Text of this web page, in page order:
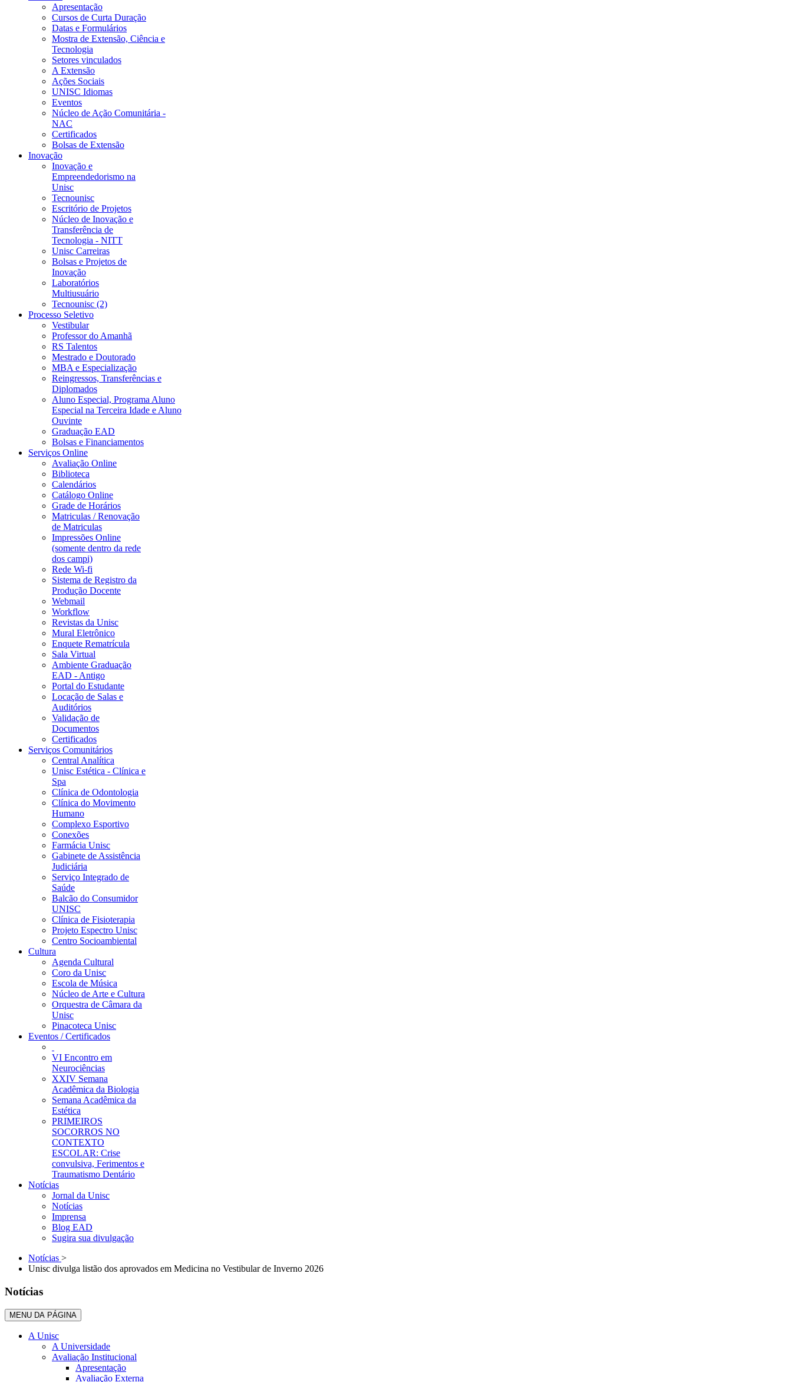
Apresentação
Cursos de Curta Duração
Datas e Formulários
Mostra de Extensão, Ciência e
Tecnologia
Setores vinculados
A Extensão
Ações Sociais
UNISC Idiomas
Eventos
Núcleo de Ação Comunitária -
NAC
Certificados
Bolsas de Extensão
Inovação
Inovação e
Empreendedorismo na
Unisc
Tecnounisc
Escritório de Projetos
Núcleo de Inovação e
Transferência de
Tecnologia - NITT
Unisc Carreiras
Bolsas e Projetos de
Inovação
Laboratórios
Multiusuário
Tecnounisc (2)
Processo Seletivo
Vestibular
Professor do Amanhã
RS Talentos
Mestrado e Doutorado
MBA e Especialização
Reingressos, Transferências e
Diplomados
Aluno Especial, Programa Aluno
Especial na Terceira Idade e Aluno
Ouvinte
Graduação EAD
Bolsas e Financiamentos
Serviços Online
Avaliação Online
Biblioteca
Calendários
Catálogo Online
Grade de Horários
Matriculas / Renovação
de Matriculas
Impressões Online
(somente dentro da rede
dos campi)
Rede Wi-fi
Sistema de Registro da
Produção Docente
Webmail
Workflow
Revistas da Unisc
Mural Eletrônico
Enquete Rematrícula
Sala Virtual
Ambiente Graduação
EAD - Antigo
Portal do Estudante
Locação de Salas e
Auditórios
Validação de
Documentos
Certificados
Serviços Comunitários
Central Analítica
Unisc Estética - Clínica e
Spa
Clínica de Odontologia
Clínica do Movimento
Humano
Complexo Esportivo
Conexões
Farmácia Unisc
Gabinete de Assistência
Judiciária
Serviço Integrado de
Saúde
Balcão do Consumidor
UNISC
Clínica de Fisioterapia
Projeto Espectro Unisc
Centro Socioambiental
Cultura
Agenda Cultural
Coro da Unisc
Escola de Música
Núcleo de Arte e Cultura
Orquestra de Câmara da
Unisc
Pinacoteca Unisc
Eventos / Certificados
VI Encontro em
Neurociências
XXIV Semana
Acadêmica da Biologia
Semana Acadêmica da
Estética
PRIMEIROS
SOCORROS NO
CONTEXTO
ESCOLAR: Crise
convulsiva, Ferimentos e
Traumatismo Dentário
Notícias
Jornal da Unisc
Notícias
Imprensa
Blog EAD
Sugira sua divulgação
Notícias >
Unisc divulga listão dos aprovados em Medicina no Vestibular de Inverno 2026
Notícias
MENU DA PÁGINA
A Unisc
A Universidade
Avaliação Institucional
Apresentação
Avaliação Externa